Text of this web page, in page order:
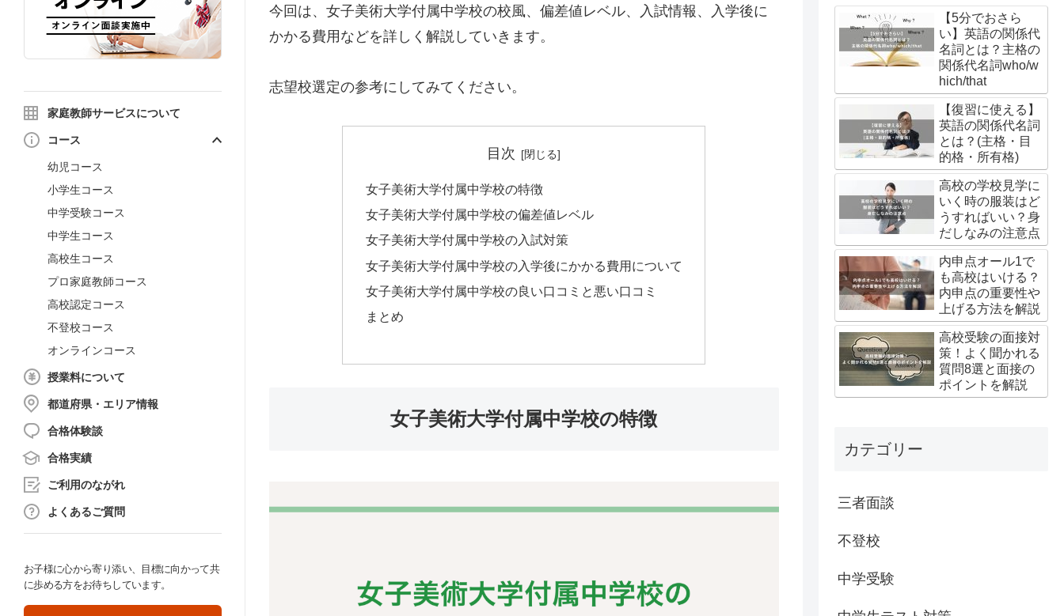
家庭教師サービスについて
コース
幼児コース
小学生コース
中学受験コース
中学生コース
高校生コース
プロ家庭教師コース
高校認定コース
不登校コース
オンラインコース
授業料について
都道府県・エリア情報
合格体験談
合格実績
ご利用のながれ
よくあるご質問
お子様に心から寄り添い、目標に向かって共
に歩める方をお待ちしています。
今回は、女子美術大学付属中学校の校風、偏差値レベル、入試情報、入学後に
かかる費用などを詳しく解説していきます。
志望校選定の参考にしてみてください。
目次
女子美術大学付属中学校の特徴
女子美術大学付属中学校の偏差値レベル
女子美術大学付属中学校の入試対策
女子美術大学付属中学校の入学後にかかる費用について
女子美術大学付属中学校の良い口コミと悪い口コミ
まとめ
女子美術大学付属中学校の特徴
【5分でおさら
い】英語の関係代
名詞とは？主格の
関係代名詞who/w
hich/that
【復習に使える】
英語の関係代名詞
とは？(主格・目
的格・所有格)
高校の学校見学に
いく時の服装はど
うすればいい？身
だしなみの注意点
内申点オール1で
も高校はいける？
内申点の重要性や
上げる方法を解説
高校受験の面接対
策！よく聞かれる
質問8選と面接の
ポイントを解説
カテゴリー
三者面談
不登校
中学受験